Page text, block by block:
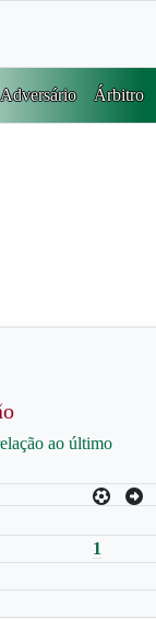
Adversário Árbitro
ao último
1